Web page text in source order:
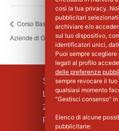
Corso Base di Primo Soccorso per
Aziende di Gruppo A – 2°Giorno
SILPA S.R.L.
Largo F.lli Cervi, 8
20090 Vimodrone (MI)
Piva : 02339750966
così la tua privacy.
pubblicitari
archiviare e/o
sul tuo dispositivo,
identificatori unici,
Puoi sempre
legati al profilo
delle preferenze
sempre revocare il tuo
qualsiasi momento
"Gestisci consenso"
Elenco di alcune
pubblicitarie: